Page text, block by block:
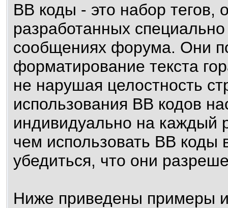
BB коды - это набор тегов,
разработанных
сообщениях форума. Они
форматирование текста
не нарушая целостность
использования BB кодов
индивидуально на каждый
чем использовать BB
убедиться, что они
Ниже приведены примеры